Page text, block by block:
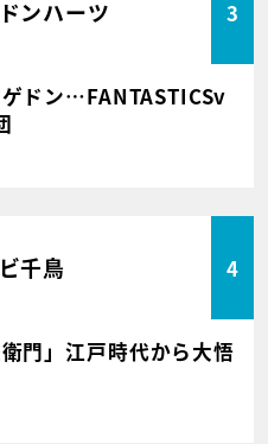
ンハーツ 3
ゲドン…FANTASTICSv
千鳥 4
門」江戸時代から大悟